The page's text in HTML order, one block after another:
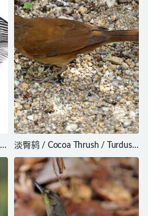
淡臀鸫 / Cocoa Thrush / Turdus
fumigatus